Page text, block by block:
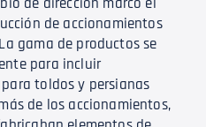
de accionamientos
gama de productos se
para incluir
toldos y persianas
de los accionamientos,